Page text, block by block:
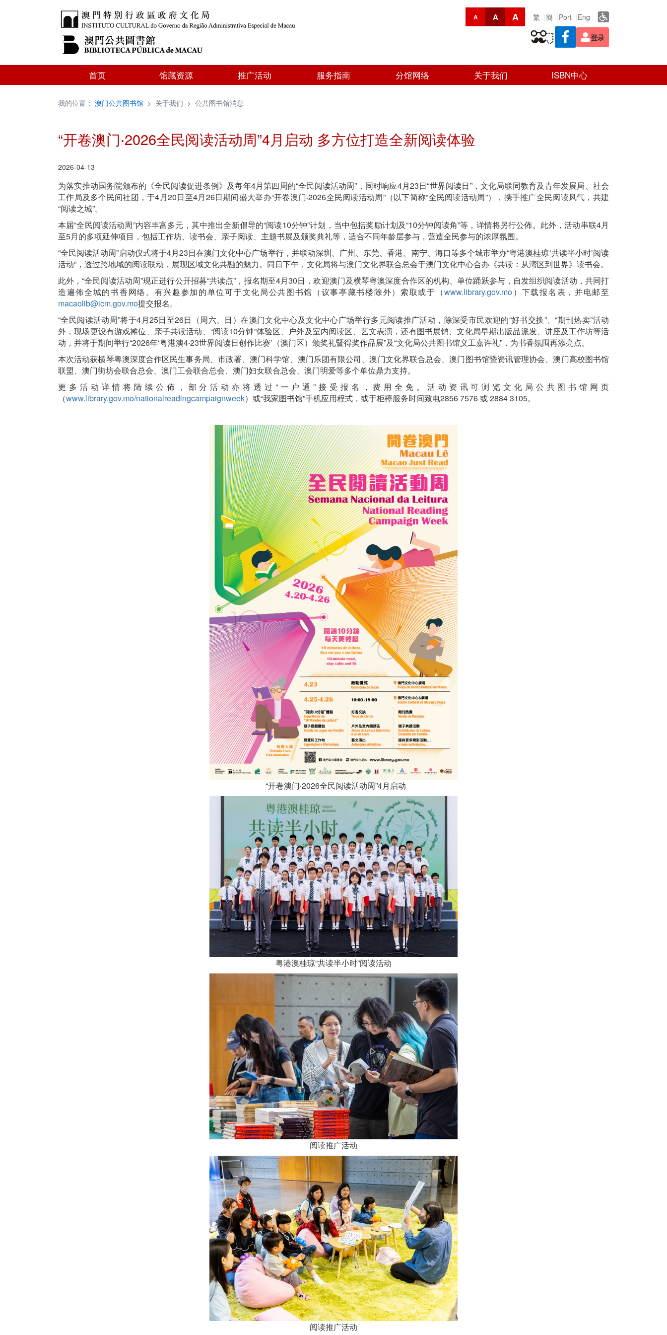
A A A 繁 簡 Port Eng
登录
首页 馆藏资源 推广活动 服务指南 分馆网络 关于我们 ISBN中心
我的位置： 澳门公共图书馆 > 关于我们 > 公共图书馆消息
“开卷澳门‧2026全民阅读活动周”4月启动 多方位打造全新阅读体验
2026-04-13
为落实推动国务院颁布的《全民阅读促进条例》及每年4月第四周的“全民阅读活动周”，同时响应4月23日“世界阅读日”，文化局联同教育及青年发展局、社会
工作局及多个民间社团，于4月20日至4月26日期间盛大举办“开卷澳门‧2026全民阅读活动周”（以下简称“全民阅读活动周”），携手推广全民阅读风气，共建
“阅读之城”。
本届“全民阅读活动周”内容丰富多元，其中推出全新倡导的“阅读10分钟”计划，当中包括奖励计划及“10分钟阅读角”等，详情将另行公佈。此外，活动串联4月
至5月的多项延伸项目，包括工作坊、读书会、亲子阅读、主题书展及颁奖典礼等，适合不同年龄层参与，营造全民参与的浓厚氛围。
“全民阅读活动周”启动仪式将于4月23日在澳门文化中心广场举行，并联动深圳、广州、东莞、香港、南宁、海口等多个城市举办“粤港澳桂琼‘共读半小时’阅读
活动”，透过跨地域的阅读联动，展现区域文化共融的魅力。同日下午，文化局将与澳门文化界联合总会于澳门文化中心合办《共读：从湾区到世界》读书会。
此外，“全民阅读活动周”现正进行公开招募“共读点”，报名期至4月30日，欢迎澳门及横琴粤澳深度合作区的机构、单位踊跃参与，自发组织阅读活动，共同打
造遍佈全城的书香网络。有兴趣参加的单位可于文化局公共图书馆（议事亭藏书楼除外）索取或于（www.library.gov.mo）下载报名表，并电邮至
macaolib@icm.gov.mo提交报名。
“全民阅读活动周”将于4月25日至26日（周六、日）在澳门文化中心及文化中心广场举行多元阅读推广活动，除深受市民欢迎的“好书交换”、“期刊热卖”活动
外，现场更设有游戏摊位、亲子共读活动、“阅读10分钟”体验区、户外及室内阅读区、艺文表演，还有图书展销、文化局早期出版品派发、讲座及工作坊等活
动，并将于期间举行“2026年‘粤港澳4‧23世界阅读日创作比赛’（澳门区）颁奖礼暨得奖作品展”及“文化局公共图书馆义工嘉许礼”，为书香氛围再添亮点。
本次活动获横琴粤澳深度合作区民生事务局、市政署、澳门科学馆、澳门乐团有限公司、澳门文化界联合总会、澳门图书馆暨资讯管理协会、澳门高校图书馆
联盟、澳门街坊会联合总会、澳门工会联合总会、澳门妇女联合总会、澳门明爱等多个单位鼎力支持。
更多活动详情将陆续公佈，部分活动亦将透过“一户通”接受报名，费用全免。活动资讯可浏览文化局公共图书馆网页
（www.library.gov.mo/nationalreadingcampaignweek）或“我家图书馆”手机应用程式，或于柜檯服务时间致电2856 7576 或 2884 3105。
“开卷澳门‧2026全民阅读活动周”4月启动
粤港澳桂琼“共读半小时”阅读活动
阅读推广活动
阅读推广活动